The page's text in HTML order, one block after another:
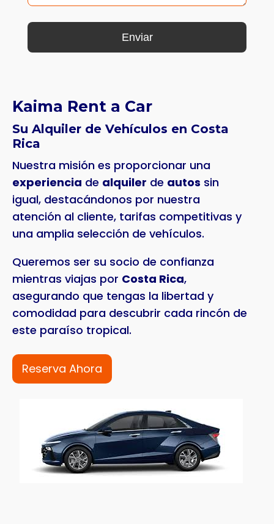
Kaima Rent a Car
Su Alquiler de Vehículos en Costa
Rica
Nuestra misión es proporcionar una
experiencia de alquiler de autos sin
igual, destacándonos por nuestra
atención al cliente, tarifas competitivas y
una amplia selección de vehículos.
Queremos ser su socio de confianza
mientras viajas por Costa Rica,
asegurando que tengas la libertad y
comodidad para descubrir cada rincón de
este paraíso tropical.
Reserva Ahora